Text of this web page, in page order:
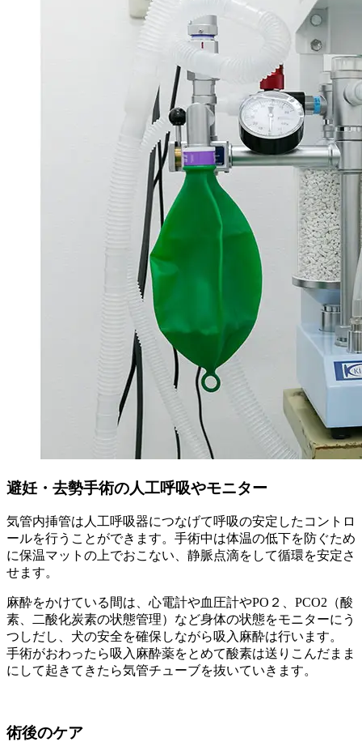
避妊・去勢手術の人工呼吸やモニター
気管内挿管は人工呼吸器につなげて呼吸の安定したコントロ
ールを行うことができます。手術中は体温の低下を防ぐため
に保温マットの上でおこない、静脈点滴をして循環を安定さ
せます。
麻酔をかけている間は、心電計や血圧計やPO２、PCO2（酸
素、二酸化炭素の状態管理）など身体の状態をモニターにう
つしだし、犬の安全を確保しながら吸入麻酔は行います。
手術がおわったら吸入麻酔薬をとめて酸素は送りこんだまま
にして起きてきたら気管チューブを抜いていきます。
術後のケア